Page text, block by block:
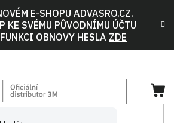
E-SHOPU ADVASRO.CZ.
KE SVÉMU PŮVODNÍMU ÚČTU
OBNOVY HESLA ZDE